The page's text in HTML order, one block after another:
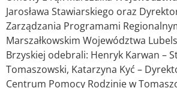
Jarosława Stawiarskiego oraz
Zarządzania Programami
Marszałkowskim Województwa
Brzyskiej odebrali: Henryk Karwan –
Tomaszowski, Katarzyna Kyć –
Centrum Pomocy Rodzinie w